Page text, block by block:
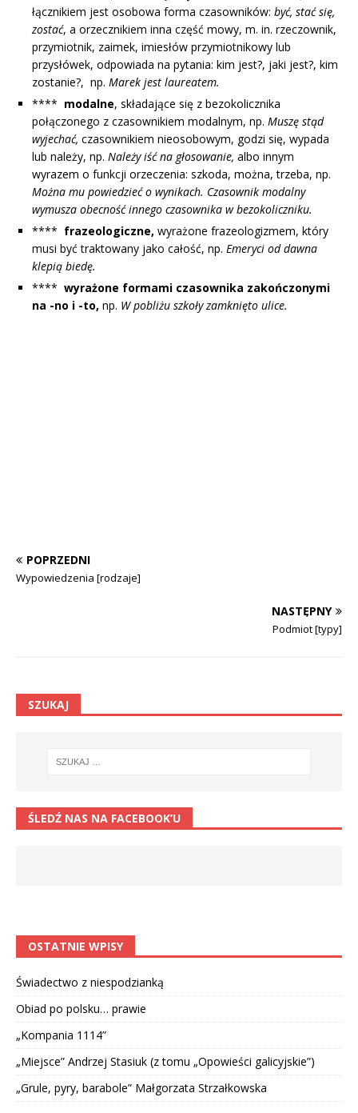
łącznikiem jest osobowa forma czasowników: być, stać się,
zostać, a orzecznikiem inna część mowy, m. in. rzeczownik,
przymiotnik, zaimek, imiesłów przymiotnikowy lub
przysłówek, odpowiada na pytania: kim jest?, jaki jest?, kim
zostanie?, np. Marek jest laureatem.
**** modalne, składające się z bezokolicznika
połączonego z czasownikiem modalnym, np. Muszę stąd
wyjechać, czasownikiem nieosobowym, godzi się, wypada
lub należy, np. Należy iść na głosowanie, albo innym
wyrazem o funkcji orzeczenia: szkoda, można, trzeba, np.
Można mu powiedzieć o wynikach. Czasownik modalny
wymusza obecność innego czasownika w bezokoliczniku.
**** frazeologiczne, wyrażone frazeologizmem, który
musi być traktowany jako całość, np. Emeryci od dawna
klepią biedę.
**** wyrażone formami czasownika zakończonymi
na -no i -to, np. W pobliżu szkoły zamknięto ulice.
POPRZEDNI
Wypowiedzenia [rodzaje]
NASTĘPNY
Podmiot [typy]
SZUKAJ
ŚLEDŹ NAS NA FACEBOOK’U
OSTATNIE WPISY
Świadectwo z niespodzianką
Obiad po polsku… prawie
„Kompania 1114”
„Miejsce” Andrzej Stasiuk (z tomu „Opowieści galicyjskie”)
„Grule, pyry, barabole” Małgorzata Strzałkowska